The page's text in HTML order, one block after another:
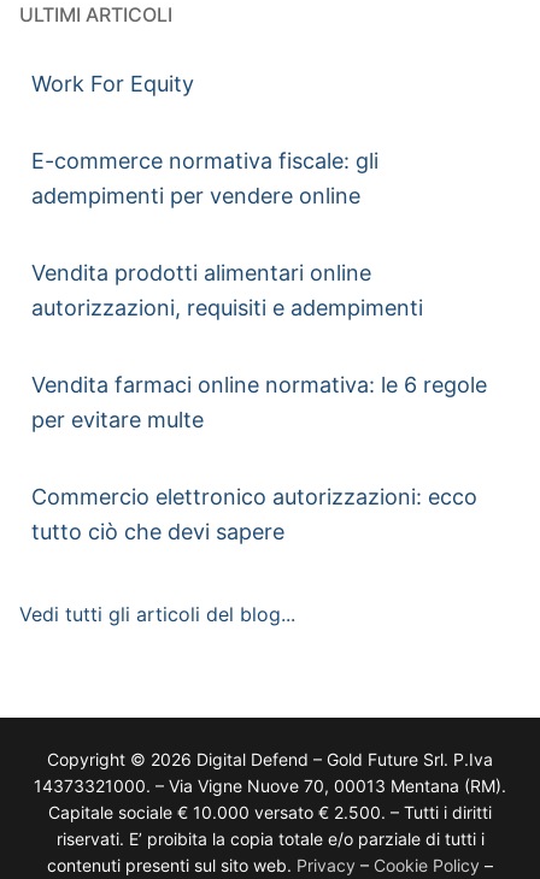
ULTIMI ARTICOLI
Work For Equity
E-commerce normativa fiscale: gli
adempimenti per vendere online
Vendita prodotti alimentari online
autorizzazioni, requisiti e adempimenti
Vendita farmaci online normativa: le 6 regole
per evitare multe
Commercio elettronico autorizzazioni: ecco
tutto ciò che devi sapere
Vedi tutti gli articoli del blog...
Copyright © 2026 Digital Defend – Gold Future Srl. P.Iva
14373321000. – Via Vigne Nuove 70, 00013 Mentana (RM).
Capitale sociale € 10.000 versato € 2.500. – Tutti i diritti
riservati. E’ proibita la copia totale e/o parziale di tutti i
contenuti presenti sul sito web. Privacy – Cookie Policy –